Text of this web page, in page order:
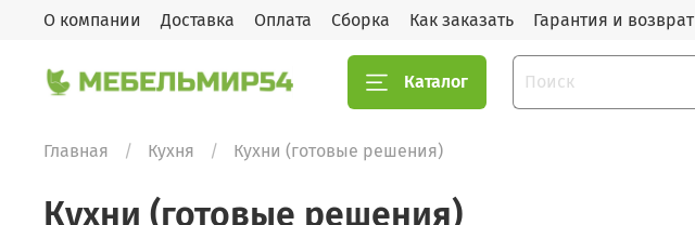
О компании Доставка Оплата Сборка Как заказать Гарантия и возврат
Каталог
Главная Кухня Кухни (готовые решения)
Кухни (готовые решения)